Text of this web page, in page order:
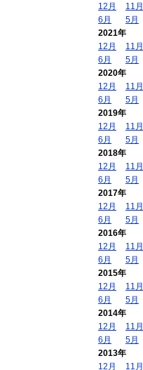
12月
11月
6月
5月
2021年
12月
11月
6月
5月
2020年
12月
11月
6月
5月
2019年
12月
11月
6月
5月
2018年
12月
11月
6月
5月
2017年
12月
11月
6月
5月
2016年
12月
11月
6月
5月
2015年
12月
11月
6月
5月
2014年
12月
11月
6月
5月
2013年
12月
11月